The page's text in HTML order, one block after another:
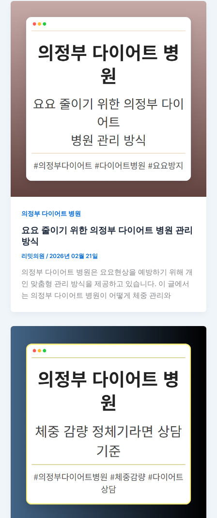
의정부 다이어트 병원
요요 줄이기 위한 의정부 다이어트 병원 관리
방식
리밋의원/2026년 02월 21일
의정부 다이어트 병원은 요요현상을 예방하기 위해 개
인 맞춤형 관리 방식을 제공하고 있습니다. 이 글에서
는 의정부 다이어트 병원이 어떻게 체중 관리와